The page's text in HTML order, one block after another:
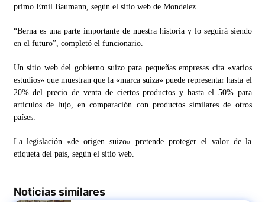
primo Emil Baumann, según el sitio web de Mondelez.
“Berna es una parte importante de nuestra historia y lo seguirá siendo
en el futuro”, completó el funcionario.
Un sitio web del gobierno suizo para pequeñas empresas cita «varios
estudios» que muestran que la «marca suiza» puede representar hasta el
20% del precio de venta de ciertos productos y hasta el 50% para
artículos de lujo, en comparación con productos similares de otros
países.
La legislación «de origen suizo» pretende proteger el valor de la
etiqueta del país, según el sitio web.
Noticias similares